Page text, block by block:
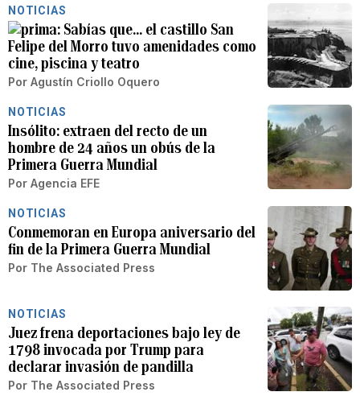
NOTICIAS
Sabías que… el castillo San
Felipe del Morro tuvo amenidades como
cine, piscina y teatro
Por Agustín Criollo Oquero
NOTICIAS
Insólito: extraen del recto de un
hombre de 24 años un obús de la
Primera Guerra Mundial
Por Agencia EFE
NOTICIAS
Conmemoran en Europa aniversario del
fin de la Primera Guerra Mundial
Por The Associated Press
NOTICIAS
Juez frena deportaciones bajo ley de
1798 invocada por Trump para
declarar invasión de pandilla
Por The Associated Press